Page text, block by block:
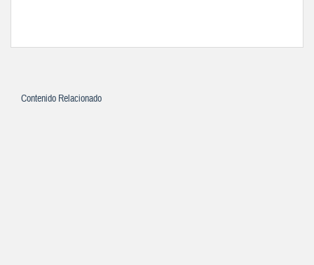
Contenido Relacionado